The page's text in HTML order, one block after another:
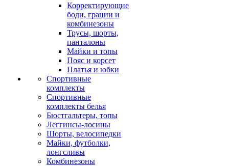
Корректирующие
боди, грации и
комбинезоны
Трусы, шорты,
панталоны
Майки и топы
Пояс и корсет
Платья и юбки
Спортивные
комплекты
Спортивные
комплекты белья
Бюстгальтеры, топы
Леггинсы-лосины
Шорты, велосипедки
Майки, футболки,
лонгсливы
Комбинезоны